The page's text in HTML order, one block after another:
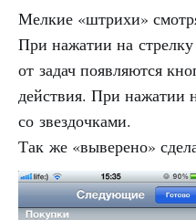
Мелкие «штрихи»
При нажатии на
от задач появляются
действия. При нажатии
со звездочками.
Так же «выверено»